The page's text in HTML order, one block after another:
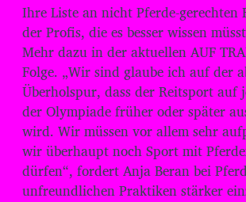
Ihre Liste an nicht Pferde-gerechten
der Profis, die es besser wissen
Mehr dazu in der aktuellen AUF
Folge. „Wir sind glaube ich auf der
Überholspur, dass der Reitsport auf
der Olympiade früher oder später
wird. Wir müssen vor allem sehr
wir überhaupt noch Sport mit
dürfen“, fordert Anja Beran bei
unfreundlichen Praktiken stärker